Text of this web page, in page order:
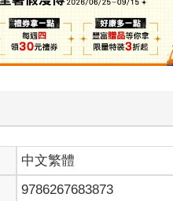
中文繁體
9786267683873